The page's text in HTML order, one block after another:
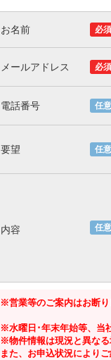
お名前 必須
メールアドレス 必須
電話番号 任意
要望 任意
内容 任意
※営業等のご案内はお断り
※水曜日･年末年始等、当
※物件情報は現況と異なる
また、お申込状況により